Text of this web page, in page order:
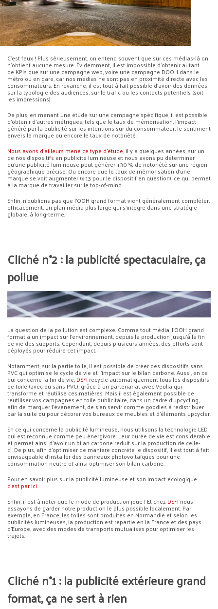
C’est faux ! Plus sérieusement, on entend souvent que sur ces médias-là on
n’obtient aucune mesure. Évidemment, il est impossible d’obtenir autant
de KPIs que sur une campagne web, voire une campagne DOOH dans le
métro ou en gare, car nos médias ne sont pas en proximité directe avec les
consommateurs. En revanche, il est tout à fait possible d’avoir des données
sur la typologie des audiences, sur le trafic ou les contacts potentiels (soit
les impressions).
De plus, en menant une étude sur une campagne spécifique, il est possible
d’obtenir d’autres métriques, tels que le taux de mémorisation, l’impact
généré par la publicité sur les intentions sur du consommateur, le sentiment
envers la marque ou encore le taux de notoriété.
Nous avons d’ailleurs mené ce type d’étude, il y a quelques années, sur un
de nos dispositifs en publicité lumineuse et nous avons pu déterminer
qu’une publicité lumineuse peut générer +30 % de notoriété sur une région
géographique précise. Ou encore que le taux de mémorisation d’une
marque se voit augmenter (x 13 pour le dispositif en question), ce qui permet
à la marque de travailler sur le top-of-mind.
Enfin, n’oublions pas que l’OOH grand format vient généralement compléter,
efficacement, un plan média plus large qui s’intègre dans une stratégie
globale, à long-terme.
Cliché n°2 : la publicité spectaculaire, ça
pollue
La question de la pollution est complexe. Comme tout média, l’OOH grand
format a un impact sur l’environnement, depuis la production jusqu’à la fin
de vie des supports. Cependant, depuis plusieurs années, des efforts sont
déployés pour réduire cet impact.
Notamment, sur la partie toile, il est possible de créer des dispositifs sans
PVC qui optimise le cycle de vie et l’impact sur le bilan carbone. Aussi, en ce
qui concerne la fin de vie,DEFI recycle automatiquement tous les dispositifs
de toile (avec ou sans PVC), grâce à un partenariat avec Veolia qui
transforme et réutilise ces matières. Mais il est également possible de
réutiliser vos campagnes en toile publicitaire, dans un cadre d’upcycling,
afin de marquer l’événement, de s’en servir comme goodies à redistribuer
par la suite ou pour décorer vos bureaux de meubles et d’éléments upcycler.
En ce qui concerne la publicité lumineuse, nous utilisons la technologie LED
qui est reconnue comme peu énergivore. Leur durée de vie est considérable
et permet ainsi d’avoir un bilan carbone réduit sur la production de celle-
ci. De plus, afin d’optimiser de manière concrète le dispositif, il est tout à fait
envisageable d’installer des panneaux photovoltaïques pour une
consommation neutre et ainsi optimiser son bilan carbone.
Pour en savoir plus sur la publicité lumineuse et son impact écologique :
c’est par ici.
Enfin, il est à noter que le mode de production joue ! Et chez DEFI nous
essayons de garder notre production le plus possible localement. Par
exemple, en France, les toiles sont produites en Normandie et selon les
publicités lumineuses, la production est répartie en la France et des pays
d’Europe, avec des modes de transports mutualisés pour optimiser les
trajets.
Cliché n°1 : la publicité extérieure grand
format, ça ne sert à rien